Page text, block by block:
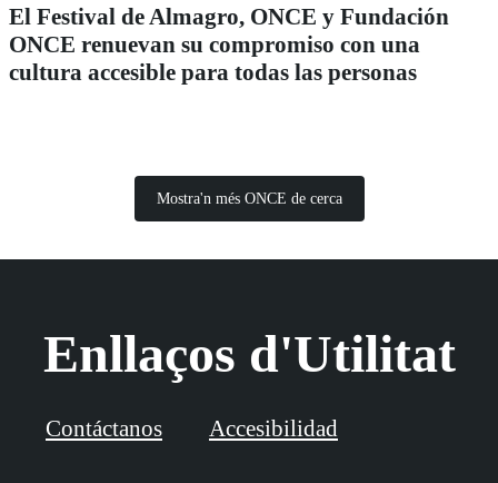
El Festival de Almagro, ONCE y Fundación
ONCE renuevan su compromiso con una
cultura accesible para todas las personas
Mostra'n més ONCE de cerca
Enllaços d'Utilitat
Contáctanos Accesibilidad